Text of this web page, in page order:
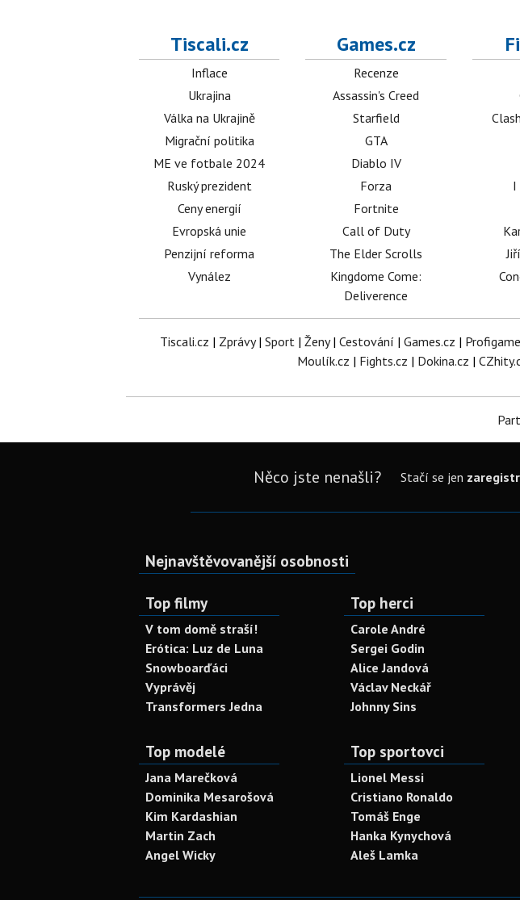
Tiscali.cz
Inflace
Ukrajina
Válka na Ukrajině
Migrační politika
ME ve fotbale 2024
Ruský prezident
Ceny energií
Evropská unie
Penzijní reforma
Vynález
Games.cz
Recenze
Assassin's Creed
Starfield
GTA
Diablo IV
Forza
Fortnite
Call of Duty
The Elder Scrolls
Kingdome Come:
Deliverence
I
Tiscali.cz | Zprávy| Sport| Ženy| Cestování | Games.cz |
Moulík.cz | Fights.cz | Dokina.cz |
Něco jste nenašli? Stačí se jen
Nejnavštěvovanější osobnosti
Top filmy
V tom domě straší!
Erótica: Luz de Luna
Snowboarďáci
Vyprávěj
Transformers Jedna
Top herci
Carole André
Sergei Godin
Alice Jandová
Václav Neckář
Johnny Sins
Top modelé
Jana Marečková
Dominika Mesarošová
Kim Kardashian
Martin Zach
Angel Wicky
Top sportovci
Lionel Messi
Cristiano Ronaldo
Tomáš Enge
Hanka Kynychová
Aleš Lamka